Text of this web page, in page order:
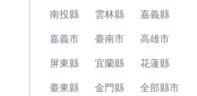
南投縣 雲林縣 嘉義縣
嘉義市 臺南市 高雄市
屏東縣 宜蘭縣 花蓮縣
臺東縣 金門縣 全部縣市